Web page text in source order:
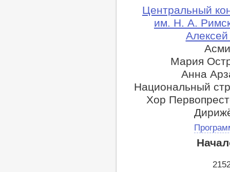
Центральный
им. Н. А.
Мария
Анна
Национальный
Хор